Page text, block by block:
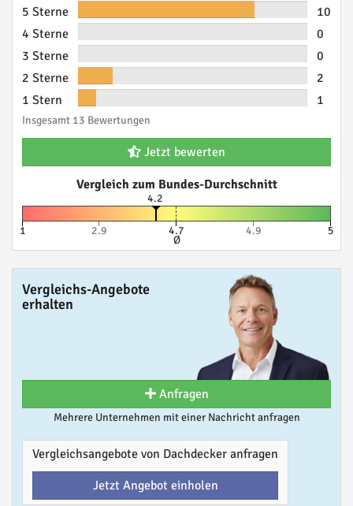
5 Sterne
10
4 Sterne
0
3 Sterne
0
2 Sterne
2
1 Stern
1
Insgesamt 13 Bewertungen
Jetzt bewerten
Vergleich zum Bundes-Durchschnitt
4.2
1 2.9 4.7
Ø
4.9 5
Vergleichs-Angebote
erhalten
Anfragen
Mehrere Unternehmen mit einer Nachricht anfragen
Vergleichsangebote von Dachdecker anfragen
Jetzt Angebot einholen